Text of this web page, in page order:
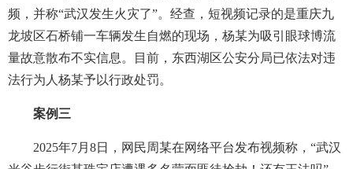
频，并称“武汉发生火灾了”。经查，短视频记录的是重庆九
龙坡区石桥铺一车辆发生自燃的现场，杨某为吸引眼球博流
量故意散布不实信息。目前，东西湖区公安分局已依法对违
法行为人杨某予以行政处罚。
案例三
2025年7月8日，网民周某在网络平台发布视频称，“武汉